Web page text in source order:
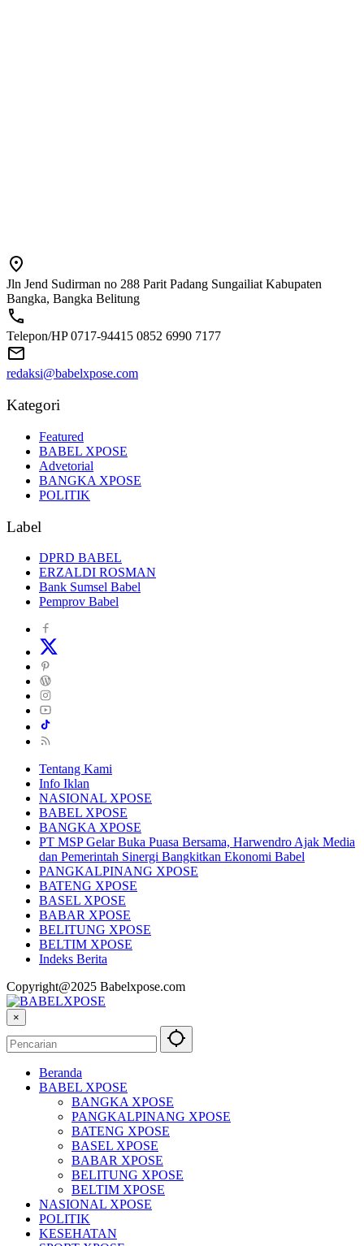
Jln Jend Sudirman no 288 Parit Padang Sungailiat Kabupaten
Bangka, Bangka Belitung
Telepon/HP 0717-94415 0852 6990 7177
redaksi@babelxpose.com
Kategori
Featured
BABEL XPOSE
Advetorial
BANGKA XPOSE
POLITIK
Label
DPRD BABEL
ERZALDI ROSMAN
Bank Sumsel Babel
Pemprov Babel
Tentang Kami
Info Iklan
NASIONAL XPOSE
BABEL XPOSE
BANGKA XPOSE
PT MSP Gelar Buka Puasa Bersama, Harwendro Ajak Media
dan Pemerintah Sinergi Bangkitkan Ekonomi Babel
PANGKALPINANG XPOSE
BATENG XPOSE
BASEL XPOSE
BABAR XPOSE
BELITUNG XPOSE
BELTIM XPOSE
Indeks Berita
Copyright@2025 Babelxpose.com
×
Beranda
BABEL XPOSE
BANGKA XPOSE
PANGKALPINANG XPOSE
BATENG XPOSE
BASEL XPOSE
BABAR XPOSE
BELITUNG XPOSE
BELTIM XPOSE
NASIONAL XPOSE
POLITIK
KESEHATAN